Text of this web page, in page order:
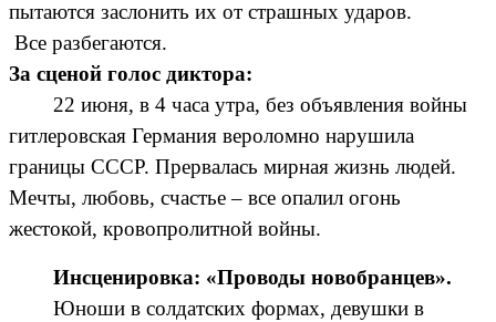
пытаются заслонить их от страшных ударов.
Все разбегаются.
За сценой голос диктора:
22 июня, в 4 часа утра, без объявления войны
гитлеровская Германия вероломно нарушила
границы СССР. Прервалась мирная жизнь людей.
Мечты, любовь, счастье – все опалил огонь
жестокой, кровопролитной войны.
Инсценировка: «Проводы новобранцев».
Юноши в солдатских формах, девушки в